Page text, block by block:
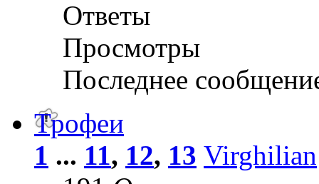
Ответы
Просмотры
Последнее
Трофеи
1 ... 11, 12, 13 Virghilian